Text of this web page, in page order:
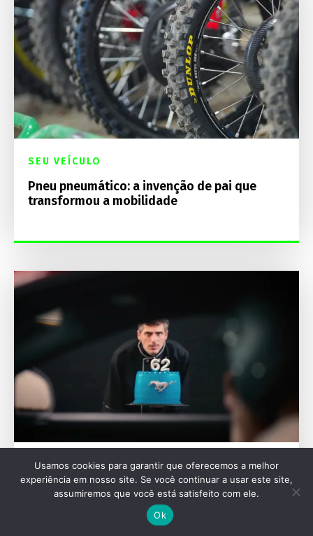
SEU VEÍCULO
Pneu pneumático: a invenção de pai que
transformou a mobilidade
ESPECIAIS
Ford testa bolo em Mustang V8 para celebrar
62 anos. Quem vence esse duelo?
Usamos cookies para garantir que oferecemos a melhor
experiência em nosso site. Se você continuar a usar este site,
assumiremos que você está satisfeito com ele.
Ok